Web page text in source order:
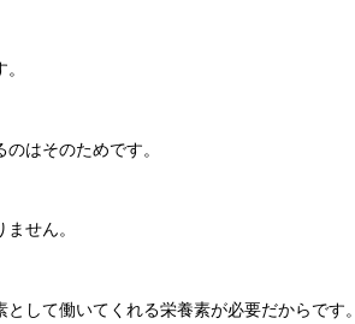
はそのためです。
せん。
して働いてくれる栄養素が必要だからです。